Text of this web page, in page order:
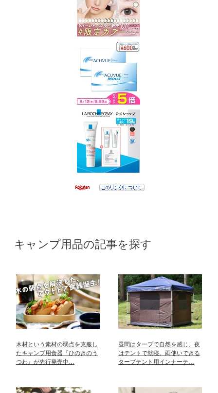
キャンプ用品の記事を探す
木材という素材の弱点を克服し
たキャンプ用食器『ひのきのう
つわ』が先行発売中…
昼間はタープで自然を感じ、夜
はテントで就寝。両使いできる
タープテント用インナーテ…